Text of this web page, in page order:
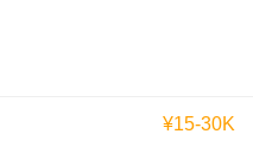
¥15-30K